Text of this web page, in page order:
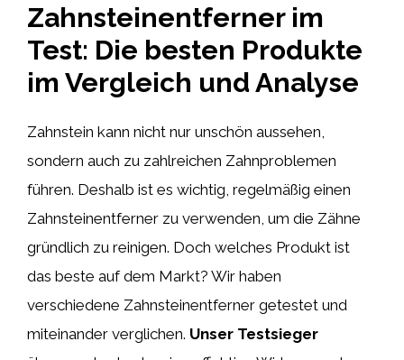
Zahnsteinentferner im
Test: Die besten Produkte
im Vergleich und Analyse
Zahnstein kann nicht nur unschön aussehen,
sondern auch zu zahlreichen Zahnproblemen
führen. Deshalb ist es wichtig, regelmäßig einen
Zahnsteinentferner zu verwenden, um die Zähne
gründlich zu reinigen. Doch welches Produkt ist
das beste auf dem Markt? Wir haben
verschiedene Zahnsteinentferner getestet und
miteinander verglichen. Unser Testsieger